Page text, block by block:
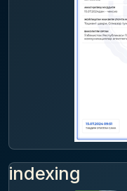
indexing